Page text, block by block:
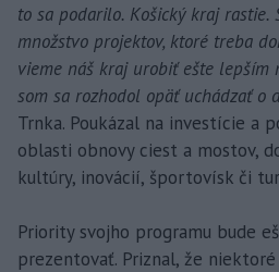
to sa podarilo. Košický kraj rastie.
množstvo projektov, ktoré treba
vieme náš kraj urobiť ešte lepším
som sa rozhodol opäť uchádzať o
Trnka. Poukázal na investície a
oblasti obnovy ciest a mostov,
kultúry, inovácií, športovísk či
Priority svojho programu bude
prezentovať. Priznal, že